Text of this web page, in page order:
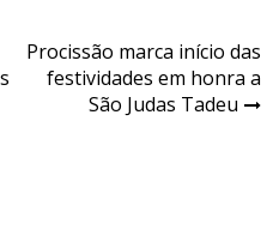
Procissão marca início das
festividades em honra a
São Judas Tadeu